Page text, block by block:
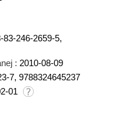
83-246-2659-5,
: 2010-08-09
7, 9788324645237
01